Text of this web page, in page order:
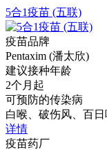
5合1疫苗 (五联)
疫苗品牌
Pentaxim (潘太欣)
建议接种年龄
2个月起
可预防的传染病
白喉、破伤风、百
详情
疫苗药厂